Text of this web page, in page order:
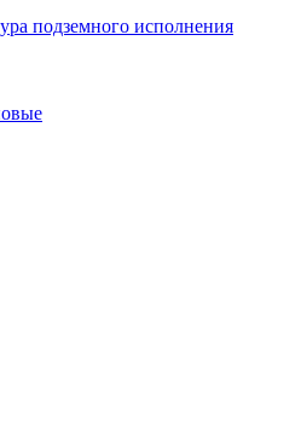
подземного исполнения